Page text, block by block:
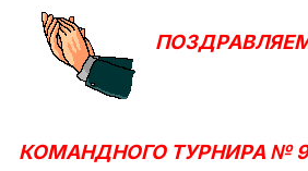
КОМАНДНОГО ТУРНИРА №